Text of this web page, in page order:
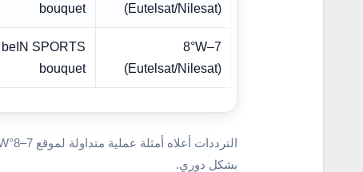
(Eutelsat/Nilesat)
bouquet
7–8°W
(Eutelsat/Nilesat)
beIN SPORTS
bouquet
بشكل دوري.